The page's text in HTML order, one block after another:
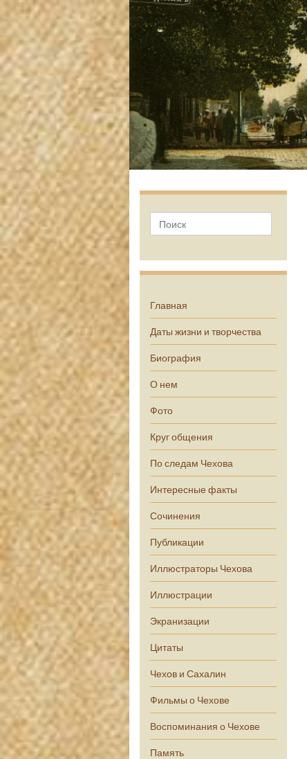
Главная
Даты жизни и творчества
Биография
О нем
Фото
Круг общения
По следам Чехова
Интересные факты
Сочинения
Публикации
Иллюстраторы Чехова
Иллюстрации
Экранизации
Цитаты
Чехов и Сахалин
Фильмы о Чехове
Воспоминания о Чехове
Память